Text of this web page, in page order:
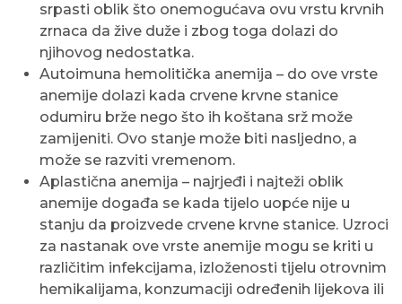
srpasti oblik što onemogućava ovu vrstu krvnih
zrnaca da žive duže i zbog toga dolazi do
njihovog nedostatka.
Autoimuna hemolitička anemija – do ove vrste
anemije dolazi kada crvene krvne stanice
odumiru brže nego što ih koštana srž može
zamijeniti. Ovo stanje može biti nasljedno, a
može se razviti vremenom.
Aplastična anemija – najrjeđi i najteži oblik
anemije događa se kada tijelo uopće nije u
stanju da proizvede crvene krvne stanice. Uzroci
za nastanak ove vrste anemije mogu se kriti u
različitim infekcijama, izloženosti tijelu otrovnim
hemikalijama, konzumaciji određenih lijekova ili